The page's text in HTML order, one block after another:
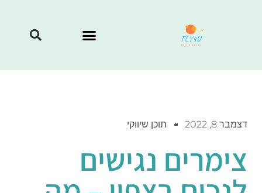
דצמבר 8, 2022 תוכן שיווקי
צימרים נגישים